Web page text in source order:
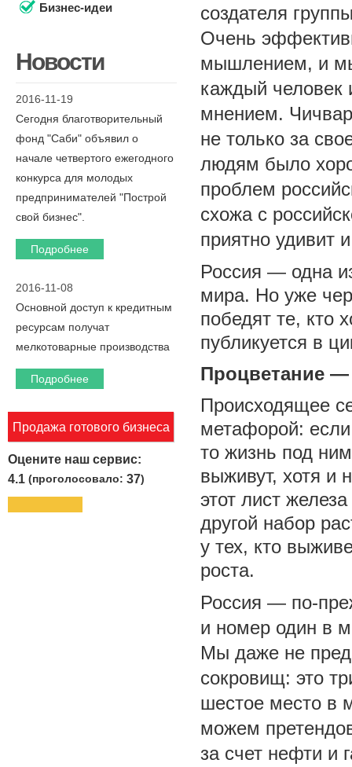
Бизнес-идеи
Новости
2016-11-19
Сегодня благотворительный
фонд "Саби" объявил о
начале четвертого ежегодного
конкурса для молодых
предпринимателей "Построй
свой бизнес".
Подробнее
2016-11-08
Основной доступ к кредитным
ресурсам получат
мелкотоварные производства
Подробнее
Продажа готового бизнеса
Оцените наш сервис:
4.1 (проголосовало:37)
создателя
Очень
мышлением, и
каждый человек
мнением.
не только за
людям было
проблем
схожа с
приятно удивит
Россия — одна
мира. Но уже
победят те, кто
публикуется в
Процветание —
Происходящее
метафорой:
то жизнь под
выживут, хотя и
этот лист
другой набор
у тех, кто
роста.
Россия — по-
и номер один в
Мы даже не
сокровищ: это
шестое место в
можем
за счет нефти и